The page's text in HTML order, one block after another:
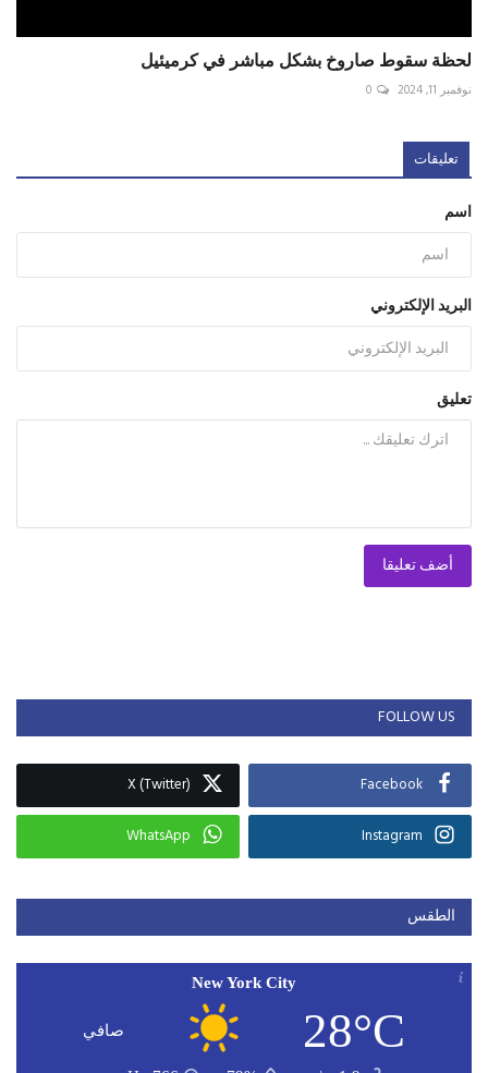
لحظة سقوط صاروخ بشكل مباشر في كرميئيل
نوفمبر 11, 2024 0
تعليقات
اسم
البريد الإلكتروني
تعليق
أضف تعليقا
FOLLOW US
Facebook
X (Twitter)
Instagram
WhatsApp
الطقس
New York City
28°C صافي